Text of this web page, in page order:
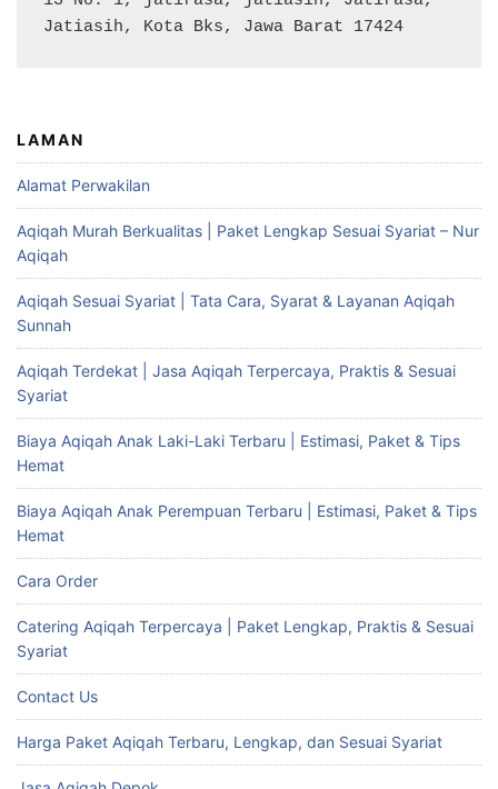
Jatiasih, Kota Bks, Jawa Barat 17424
LAMAN
Alamat Perwakilan
Aqiqah Murah Berkualitas | Paket Lengkap Sesuai Syariat – Nur
Aqiqah
Aqiqah Sesuai Syariat | Tata Cara, Syarat & Layanan Aqiqah
Sunnah
Aqiqah Terdekat | Jasa Aqiqah Terpercaya, Praktis & Sesuai
Syariat
Biaya Aqiqah Anak Laki-Laki Terbaru | Estimasi, Paket & Tips
Hemat
Biaya Aqiqah Anak Perempuan Terbaru | Estimasi, Paket & Tips
Hemat
Cara Order
Catering Aqiqah Terpercaya | Paket Lengkap, Praktis & Sesuai
Syariat
Contact Us
Harga Paket Aqiqah Terbaru, Lengkap, dan Sesuai Syariat